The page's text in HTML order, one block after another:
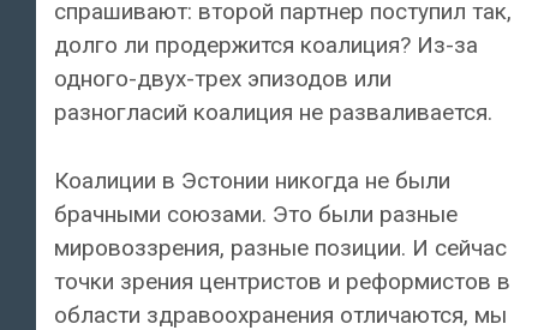
спрашивают: второй партнер поступил так,
долго ли продержится коалиция? Из-за
одного-двух-трех эпизодов или
разногласий коалиция не разваливается.
Коалиции в Эстонии никогда не были
брачными союзами. Это были разные
мировоззрения, разные позиции. И сейчас
точки зрения центристов и реформистов в
области здравоохранения отличаются, мы